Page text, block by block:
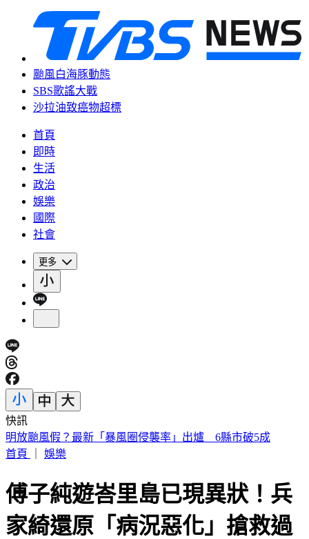
颱風白海豚動態
SBS歌謠大戰
沙拉油致癌物超標
首頁
即時
生活
政治
娛樂
國際
社會
更多
快訊
白海豚颱風路徑又變了！北部首當其衝 風雨最猛時刻曝
首頁
娛樂
傅子純遊峇里島已現異狀！兵
家綺還原「病況惡化」搶救過